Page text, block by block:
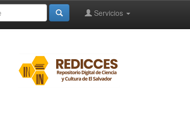
Servicios